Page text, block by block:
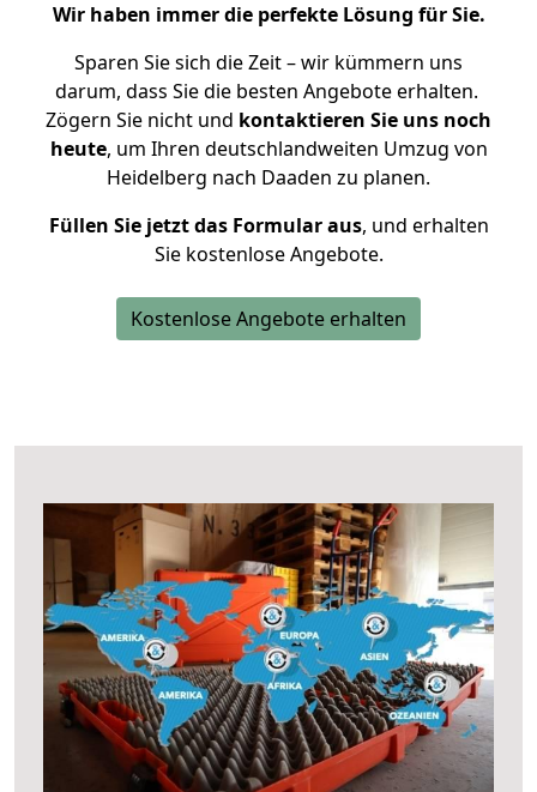
Wir haben immer die perfekte Lösung für Sie.
Sparen Sie sich die Zeit – wir kümmern uns
darum, dass Sie die besten Angebote erhalten.
Zögern Sie nicht und kontaktieren Sie uns noch
heute, um Ihren deutschlandweiten Umzug von
Heidelberg nach Daaden zu planen.
Füllen Sie jetzt das Formular aus, und erhalten
Sie kostenlose Angebote.
Kostenlose Angebote erhalten